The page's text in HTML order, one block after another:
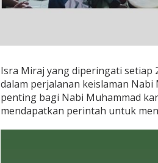
Isra Miraj yang diperingati setiap
dalam perjalanan keislaman Nabi
penting bagi Nabi Muhammad
mendapatkan perintah untuk